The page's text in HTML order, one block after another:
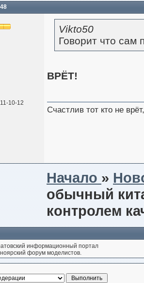
10-12
Vikto50
Говорит что сам
ВРЁТ!
Счастлив тот кто не
Начало»
обычный
контролем
информационный портал
форум моделистов.